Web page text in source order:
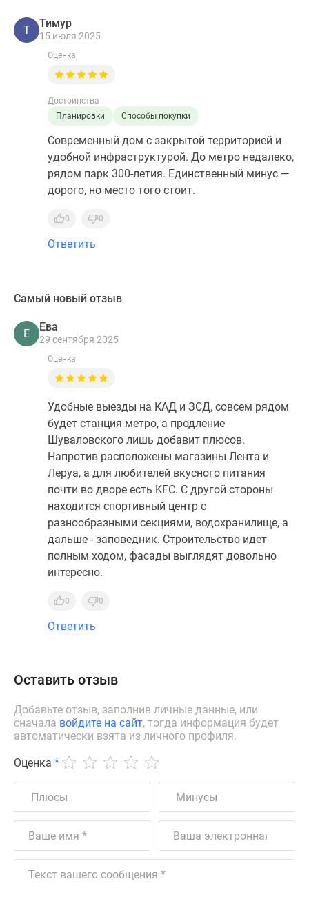
Т
Тимур
15 июля 2025
Оценка:
Достоинства
Планировки
Способы покупки
Современный дом с закрытой территорией и
удобной инфраструктурой. До метро недалеко,
рядом парк 300-летия. Единственный минус —
дорого, но место того стоит.
0 0
Ответить
Самый новый отзыв
Е
Ева
29 сентября 2025
Оценка:
Удобные выезды на КАД и ЗСД, совсем рядом
будет станция метро, а продление
Шуваловского лишь добавит плюсов.
Напротив расположены магазины Лента и
Леруа, а для любителей вкусного питания
почти во дворе есть KFC. С другой стороны
находится спортивный центр с
разнообразными секциями, водохранилище, а
дальше - заповедник. Строительство идет
полным ходом, фасады выглядят довольно
интересно.
0 0
Ответить
Оставить отзыв
Добавьте отзыв, заполнив личные данные, или
сначала войдите на сайт, тогда информация будет
автоматически взята из личного профиля.
Оценка *